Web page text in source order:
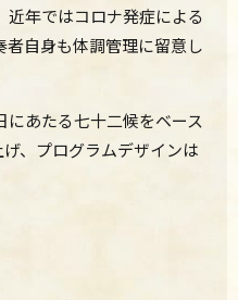
近年ではコロナ発症による
自身も体調管理に留意し
あたる七十二候をベース
、プログラムデザインは